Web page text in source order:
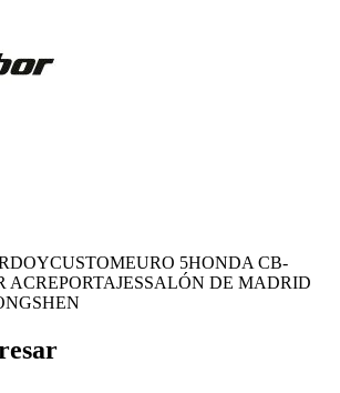
CUSTOMEURO 5HONDA CB-
ACREPORTAJESSALÓN DE MADRID